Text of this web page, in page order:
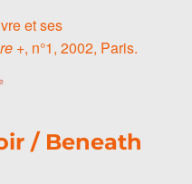
et ses
+, n°1, 2002, Paris.
/ Beneath